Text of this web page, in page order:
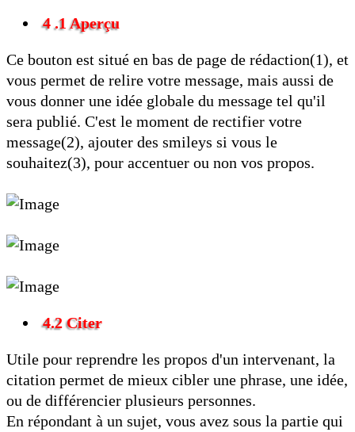
4 .1 Aperçu
Ce bouton est situé en bas de page de rédaction(1), et
vous permet de relire votre message, mais aussi de
vous donner une idée globale du message tel qu'il
sera publié. C'est le moment de rectifier votre
message(2), ajouter des smileys si vous le
souhaitez(3), pour accentuer ou non vos propos.
4.2 Citer
Utile pour reprendre les propos d'un intervenant, la
citation permet de mieux cibler une phrase, une idée,
ou de différencier plusieurs personnes.
En répondant à un sujet, vous avez sous la partie qui